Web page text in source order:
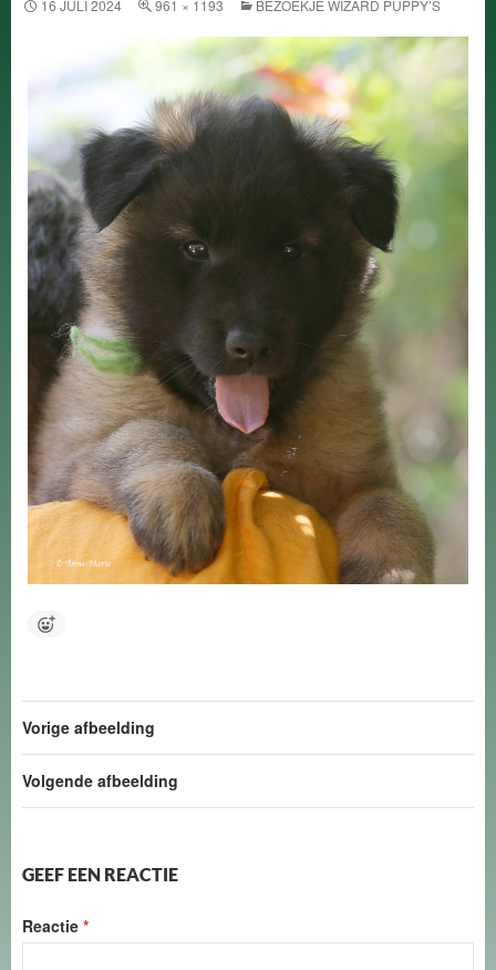
16 JULI 2024 961 × 1193 BEZOEKJE WIZARD PUPPY’S
Vorige afbeelding
Volgende afbeelding
GEEF EEN REACTIE
Reactie *